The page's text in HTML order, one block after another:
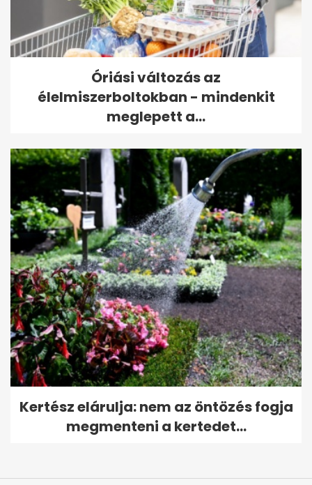
Óriási változás az
élelmiszerboltokban - mindenkit
meglepett a...
Kertész elárulja: nem az öntözés fogja
megmenteni a kertedet...